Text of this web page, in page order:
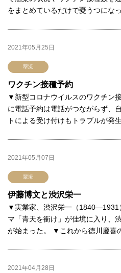
をまとめているだけで憂うつにな
2021年05月25日
翠流
ワクチン接種予約
▼新型コロナウイルスのワクチン
に電話予約は電話がつながらず、
トによる受け付けもトラブルが発
2021年05月07日
翠流
伊藤博文と渋沢栄一
▼実業家、渋沢栄一（1840―1931
マ「青天を衝け」が佳境に入り、
が始まった。 ▼これから徳川慶喜
2021年04月28日